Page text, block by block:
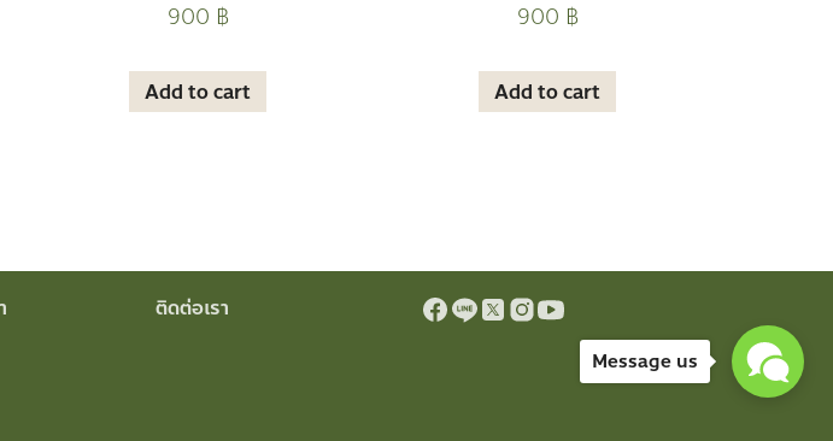
900 ฿
Add to cart
900 ฿
Add to cart
ติดต่อเรา
Message us